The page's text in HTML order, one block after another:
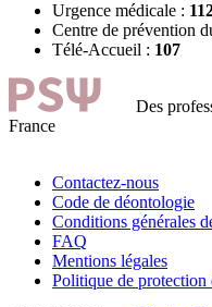
Urgence médicale :
Centre de prévention
Télé-Accueil : 107
Des
France
Contactez-nous
Code de déontologie
Conditions générales
FAQ
Mentions légales
Politique de protection